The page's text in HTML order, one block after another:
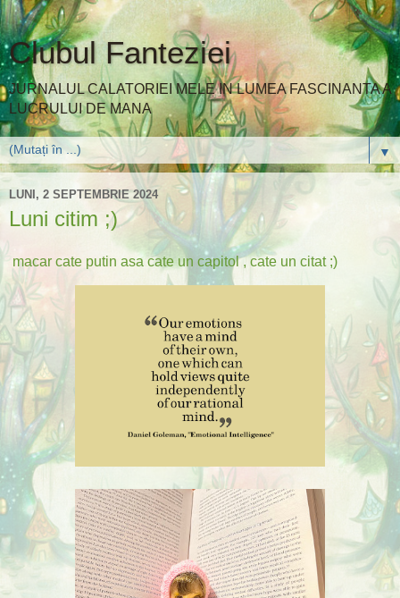
Clubul Fanteziei
JURNALUL CALATORIEI MELE IN LUMEA FASCINANTA A
LUCRULUI DE MANA
▼
LUNI, 2 SEPTEMBRIE 2024
Luni citim ;)
macar cate putin asa cate un capitol , cate un citat ;)